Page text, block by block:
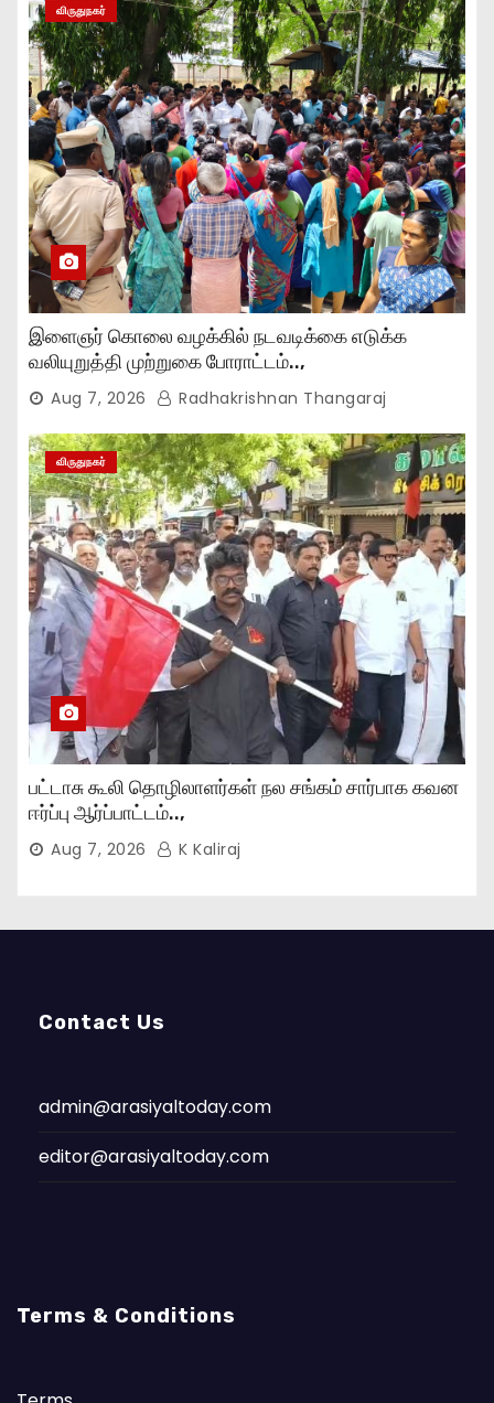
விருதுநகர்
இளைஞர் கொலை வழக்கில் நடவடிக்கை எடுக்க
வலியுறுத்தி முற்றுகை போராட்டம்..,
Aug 7, 2026 Radhakrishnan Thangaraj
விருதுநகர்
பட்டாசு கூலி தொழிலாளர்கள் நல சங்கம் சார்பாக கவன
ஈர்ப்பு ஆர்ப்பாட்டம்..,
Aug 7, 2026 K Kaliraj
Contact Us
admin@arasiyaltoday.com
editor@arasiyaltoday.com
Terms & Conditions